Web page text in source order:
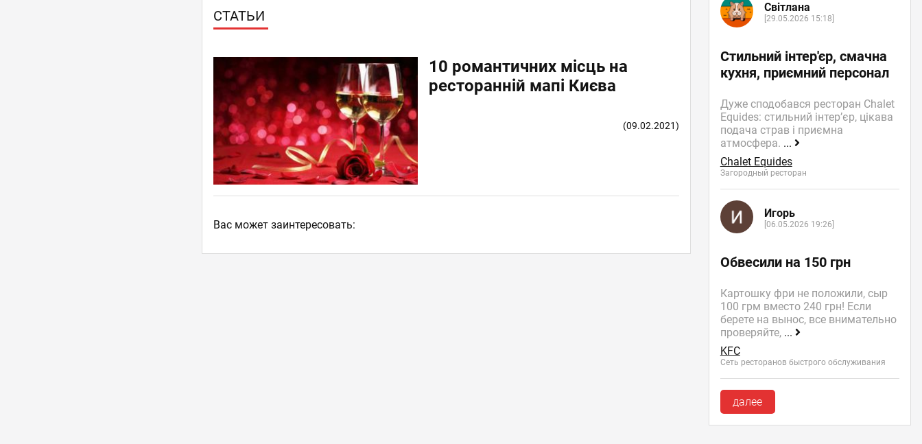
СТАТЬИ
10 романтичних місць на
ресторанній мапі Києва
(09.02.2021)
Ваc может заинтересовать:
Світлана
[29.05.2026 15:18]
Стильний інтер'єр, смачна
кухня, приємний персонал
Дуже сподобався ресторан Chalet
Equides: стильний інтер’єр, цікава
подача страв і приємна
атмосфера. ...
Chalet Equides
Загородный ресторан
Игорь
[06.05.2026 19:26]
Обвесили на 150 грн
Картошку фри не положили, сыр
100 грм вместо 240 грн! Если
берете на вынос, все внимательно
проверяйте, ...
KFC
Сеть ресторанов быстрого обслуживания
далее